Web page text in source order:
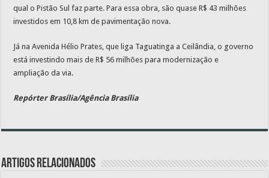
qual o Pistão Sul faz parte. Para essa obra, são quase R$ 43 milhões
investidos em 10,8 km de pavimentação nova.
Já na Avenida Hélio Prates, que liga Taguatinga a Ceilândia, o governo
está investindo mais de R$ 56 milhões para modernização e
ampliação da via.
Repórter Brasília/Agência Brasília
Artigos relacionados